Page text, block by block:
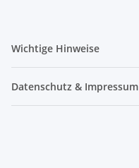
Wichtige Hinweise
Datenschutz & Impressum